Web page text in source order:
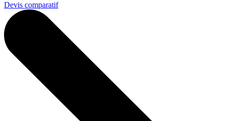
Devis comparatif